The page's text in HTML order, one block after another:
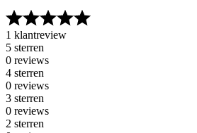
1 klantreview
5 sterren
0 reviews
4 sterren
0 reviews
3 sterren
0 reviews
2 sterren